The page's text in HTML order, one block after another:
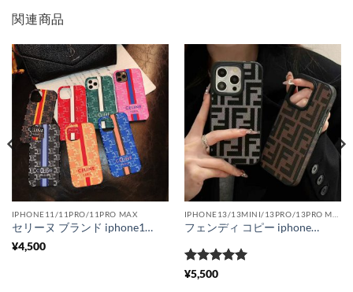
関連商品
IPHONE11/11PRO/11PRO MAX
セリーヌ ブランド iphone15/14/14pro ケース 可愛い celine 風 iphone13pro/12pro max カバー ペア 人気 iphone11/xs max/x ケース トリオンフ柄 激安 携帯ケース iphonexr おしゃれ 海外
¥4,500
フェンディ コピー iphoneケース17 海外 セレブ メンズ iphone16pro/15 カバー ビジネス風 fendi 布 スマホケース iphone14pro max お揃い iphone13 携帯ケース 人気 韓国 iphone16pro スマホカバー 安い 軽量
5段階中
¥5,500